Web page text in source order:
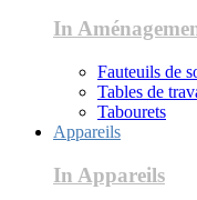
In
Fauteuils de
Tables de
Tabourets
Appareils
In Appareils